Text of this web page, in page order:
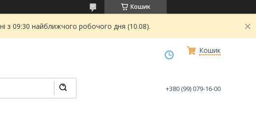
Кошик
з 09:30 найближчого робочого дня (10.08).
Кошик
+380 (99) 079-16-00